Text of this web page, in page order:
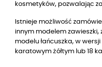
kosmetyków, pozwalając
Istnieje możliwość
innym modelem zawieszki,
modelu łańcuszka, w wersji
karatowym żółtym lub 18